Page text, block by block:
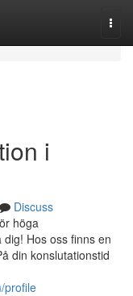
i
Discuss
höga
Hos oss finns en
din konslutationstid
profile